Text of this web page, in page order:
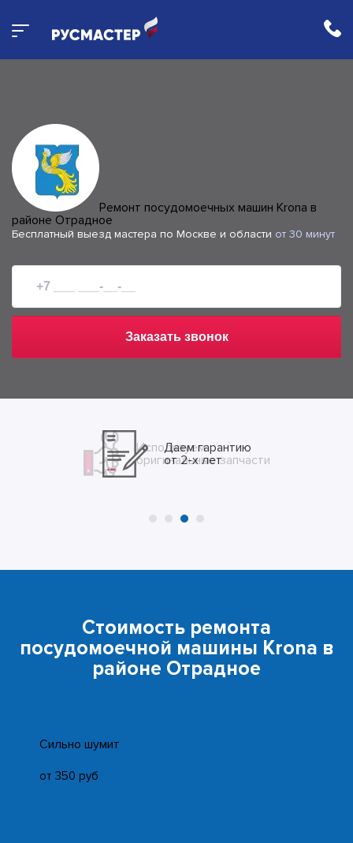
Ремонт посудомоечных машин Krona в
районе Отрадное
Бесплатный выезд мастера по Москве и области от 30 минут
Заказать звонок
Даем гарантию
от 2-х лет
Стоимость ремонта
посудомоечной машины Krona в
районе Отрадное
Cильно шумит
от 350 руб